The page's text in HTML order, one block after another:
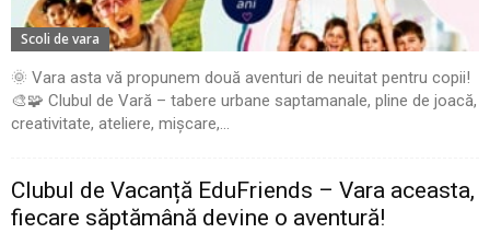
Scoli de vara
🌞 Vara asta vă propunem două aventuri de neuitat pentru copii!
🎨🧩 Clubul de Vară – tabere urbane saptamanale, pline de joacă,
creativitate, ateliere, mișcare,...
Clubul de Vacanță EduFriends – Vara aceasta,
fiecare săptămână devine o aventură!